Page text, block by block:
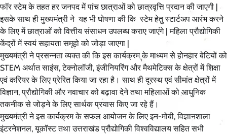
फॉर स्टेम के तहत हर जनपद में पांच छात्राओं को छात्रवृत्ति प्रदान की जाएगी |
इसके साथ ही मुख्यमंत्री ने यह भी घोषणा की कि स्टेम हेतु स्टार्टअप आरंभ करने
के लिए में छात्राओं को वित्तीय संसाधन उपलब्ध कराए जाएंगे | महिला प्रौद्योगिकी
केंद्रों में स्वयं सहायता समूहो को जोड़ा जाएगा |
मुख्यमंत्री ने प्रसन्नता व्यक्त की कि इस कार्यक्रम के माध्यम से होनहार बेटियों को
STEM अर्थात साइंस, टेक्नोलॉजी, इंजीनियरिंग और मैथमेटिक्स के क्षेत्रों में शिक्षा
एवं करियर के लिए प्रेरित किया जा रहा है। साथ ही दूरस्थ एवं सीमांत क्षेत्रों में
विज्ञान, प्रौद्योगिकी और नवाचार को बढ़ावा देने तथा महिलाओं को आधुनिक
तकनीक से जोड़ने के लिए सार्थक प्रयास किए जा रहे हैं।
मुख्यमंत्री ने इस कार्यक्रम के सफल आयोजन के लिए इन-मोबी, विज्ञानशाला
इंटरनेशनल, यूकॉस्ट तथा उत्तराखंड प्रौद्योगिकी विश्वविद्यालय सहित सभी